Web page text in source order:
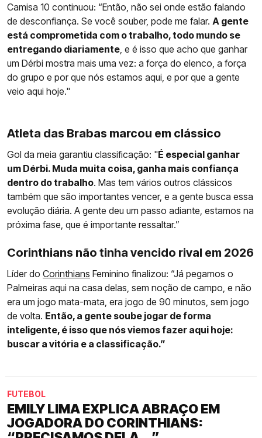
Camisa 10 continuou: “Então, não sei onde estão falando
de desconfiança. Se você souber, pode me falar. A gente
está comprometida com o trabalho, todo mundo se
entregando diariamente, e é isso que acho que ganhar
um Dérbi mostra mais uma vez: a força do elenco, a força
do grupo e por que nós estamos aqui, e por que a gente
veio aqui hoje."
Atleta das Brabas marcou em clássico
Gol da meia garantiu classificação: "É especial ganhar
um Dérbi. Muda muita coisa, ganha mais confiança
dentro do trabalho. Mas tem vários outros clássicos
também que são importantes vencer, e a gente busca essa
evolução diária. A gente deu um passo adiante, estamos na
próxima fase, que é importante ressaltar.”
Corinthians não tinha vencido rival em 2026
Líder do Corinthians Feminino finalizou: “Já pegamos o
Palmeiras aqui na casa delas, sem noção de campo, e não
era um jogo mata-mata, era jogo de 90 minutos, sem jogo
de volta. Então, a gente soube jogar de forma
inteligente, é isso que nós viemos fazer aqui hoje:
buscar a vitória e a classificação.”
FUTEBOL
EMILY LIMA EXPLICA ABRAÇO EM
JOGADORA DO CORINTHIANS: